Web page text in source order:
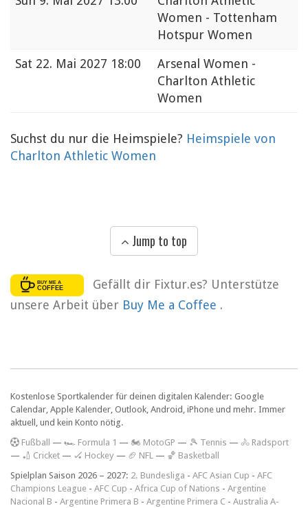
Women - Tottenham
Hotspur Women
Sat 22. Mai 2027 18:00
Arsenal Women -
Charlton Athletic
Women
Suchst du nur die Heimspiele? Heimspiele von
Charlton Athletic Women
Jump to top
Gefällt dir Fixtur.es? Unterstütze
unsere Arbeit über Buy Me a Coffee .
Kostenlose Sportkalender für deinen digitalen Kalender: Google
Calendar, Apple Kalender, Outlook, Android, iPhone und mehr. Immer
aktuell, und kein Konto nötig.
Fußball — 🏎️ Formula 1 — 🏍 MotoGP — 🎾 Tennis — 🚴 Radsport
— 🏏 Cricket — 🏑 Hockey — 🏈 NFL — 🏀 Basketball
Spielplan Saison 2026 – 2027: 2. Bundesliga - AFC Asian Cup - AFC
Champions League - AFC Cup - Africa Cup of Nations - Argentine
Nacional B - Argentine Primera B - Argentine Primera C - Australia A-